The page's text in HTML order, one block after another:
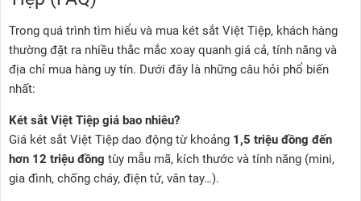
Trong quá trình tìm hiểu và mua két sắt Việt Tiệp, khách hàng
thường đặt ra nhiều thắc mắc xoay quanh giá cả, tính năng và
địa chỉ mua hàng uy tín. Dưới đây là những câu hỏi phổ biến
nhất:
Két sắt Việt Tiệp giá bao nhiêu?
Giá két sắt Việt Tiệp dao động từ khoảng 1,5 triệu đồng đến
hơn 12 triệu đồng tùy mẫu mã, kích thước và tính năng (mini,
gia đình, chống cháy, điện tử, vân tay…).